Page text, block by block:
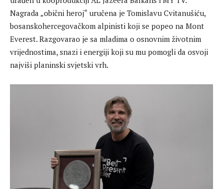
Nagrada „obični heroj“ uručena je Tomislavu Cvitanušiću,
bosanskohercegovačkom alpinisti koji se popeo na Mont
Everest. Razgovarao je sa mladima o osnovnim životnim
vrijednostima, snazi i energiji koji su mu pomogli da osvoji
najviši planinski svjetski vrh.